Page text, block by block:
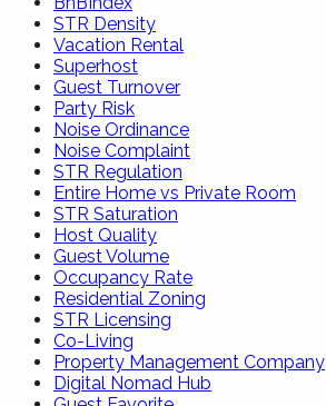
STR Density
Vacation Rental
Superhost
Guest Turnover
Party Risk
Noise Ordinance
Noise Complaint
STR Regulation
Entire Home vs Private Room
STR Saturation
Host Quality
Guest Volume
Occupancy Rate
Residential Zoning
STR Licensing
Co-Living
Property Management Company
Digital Nomad Hub